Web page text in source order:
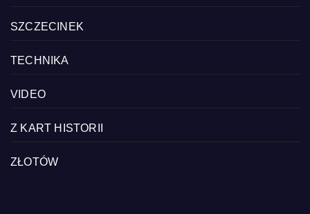
SZCZECINEK
TECHNIKA
VIDEO
Z KART HISTORII
ZŁOTÓW